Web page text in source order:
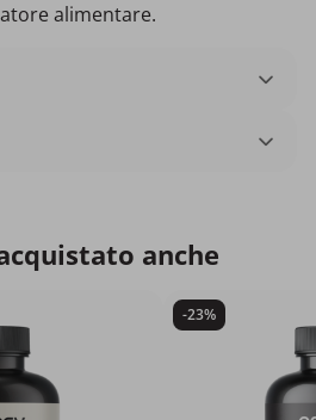
alimentare.
anche
-23%